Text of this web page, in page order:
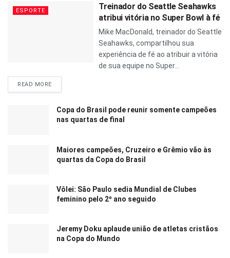
ESPORTE
Treinador do Seattle Seahawks
atribui vitória no Super Bowl à fé
Mike MacDonald, treinador do Seattle
Seahawks, compartilhou sua
experiência de fé ao atribuir a vitória
de sua equipe no Super...
READ MORE
Copa do Brasil pode reunir somente campeões
nas quartas de final
Maiores campeões, Cruzeiro e Grêmio vão às
quartas da Copa do Brasil
Vôlei: São Paulo sedia Mundial de Clubes
feminino pelo 2º ano seguido
Jeremy Doku aplaude união de atletas cristãos
na Copa do Mundo